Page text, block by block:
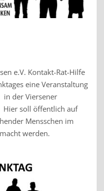
e.V. Kontakt-Rat-Hilfe
eine Veranstaltung
der Viersener
Hier soll öffentlich auf
Mensschen im
werden.